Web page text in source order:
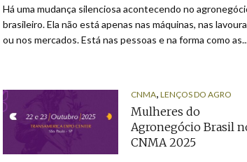
Há uma mudança silenciosa acontecendo no
brasileiro. Ela não está apenas nas máquinas, nas
ou nos mercados. Está nas pessoas e na forma como
CNMA, LENÇOS DO AGRO
Mulheres do
Agronegócio Brasil
CNMA 2025